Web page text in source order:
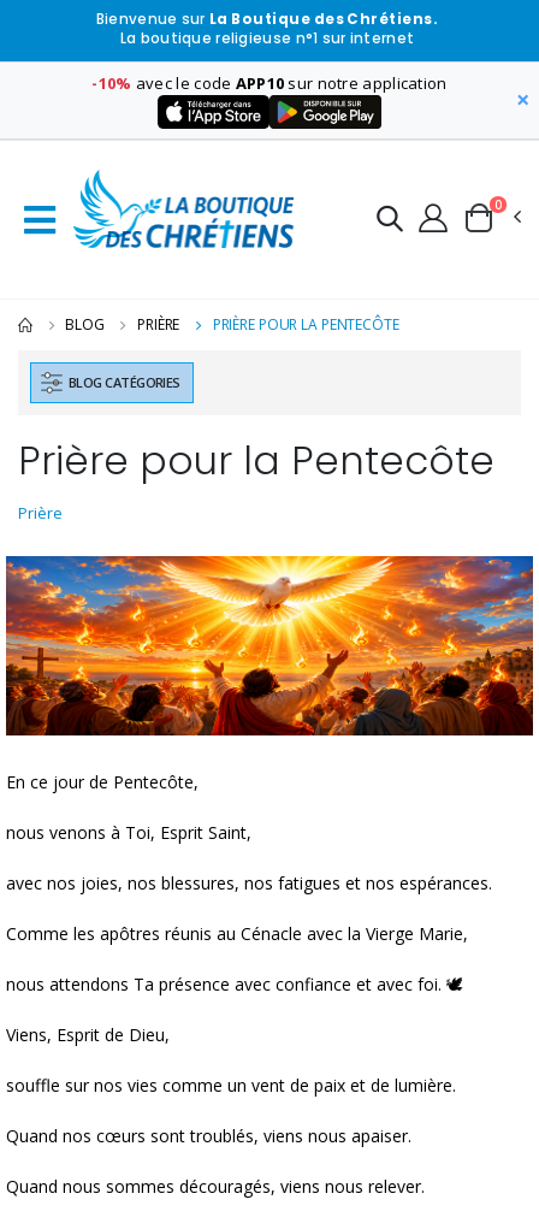
Bienvenue sur La Boutique des Chrétiens.
La boutique religieuse n°1 sur internet
-10% avec le code APP10 sur notre application
×
0
BLOG PRIÈRE PRIÈRE POUR LA PENTECÔTE
BLOG CATÉGORIES
Prière pour la Pentecôte
Prière
En ce jour de Pentecôte,
nous venons à Toi, Esprit Saint,
avec nos joies, nos blessures, nos fatigues et nos espérances.
Comme les apôtres réunis au Cénacle avec la Vierge Marie,
nous attendons Ta présence avec confiance et avec foi. 🕊️
Viens, Esprit de Dieu,
souffle sur nos vies comme un vent de paix et de lumière.
Quand nos cœurs sont troublés, viens nous apaiser.
Quand nous sommes découragés, viens nous relever.